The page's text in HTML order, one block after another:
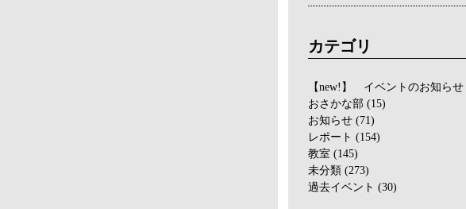
カテゴリ
【new!】 イベントのお知らせ
おさかな部 (15)
お知らせ (71)
レポート (154)
教室 (145)
未分類 (273)
過去イベント (30)